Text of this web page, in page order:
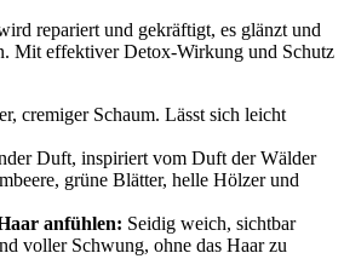
repariert und gekräftigt, es glänzt und
Mit effektiver Detox-Wirkung und Schutz
cremiger Schaum. Lässt sich leicht
Duft, inspiriert vom Duft der Wälder
grüne Blätter, helle Hölzer und
anfühlen: Seidig weich, sichtbar
voller Schwung, ohne das Haar zu